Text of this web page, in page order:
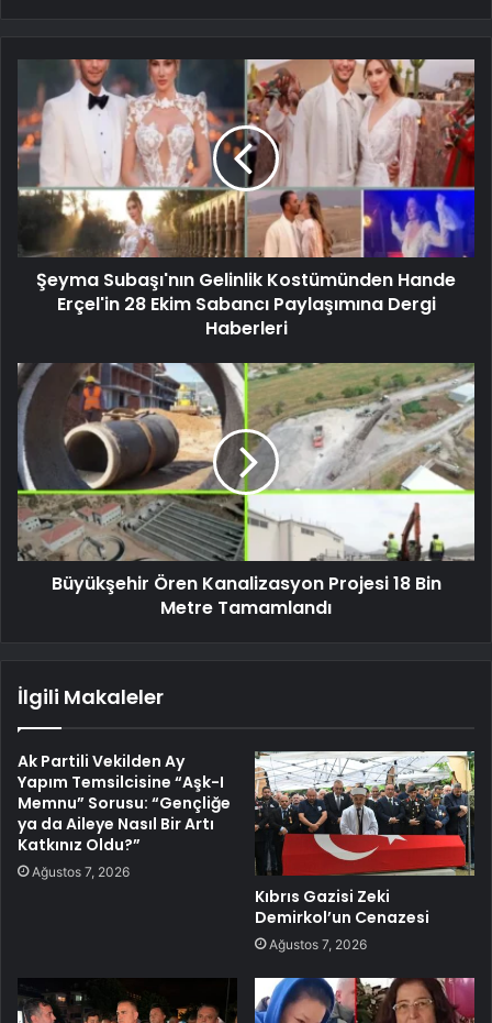
Şeyma Subaşı'nın Gelinlik Kostümünden Hande
Erçel'in 28 Ekim Sabancı Paylaşımına Dergi
Haberleri
Büyükşehir Ören Kanalizasyon Projesi 18 Bin
Metre Tamamlandı
İlgili Makaleler
Ak Partili Vekilden Ay
Yapım Temsilcisine “Aşk-I
Memnu” Sorusu: “Gençliğe
ya da Aileye Nasıl Bir Artı
Katkınız Oldu?”
Ağustos 7, 2026
Kıbrıs Gazisi Zeki
Demirkol’un Cenazesi
Ağustos 7, 2026